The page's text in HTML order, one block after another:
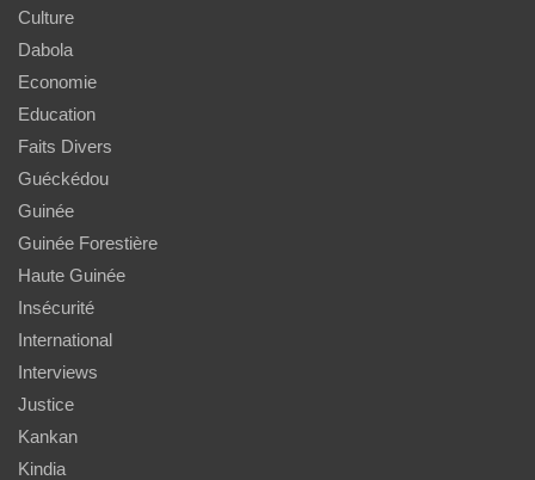
Culture
Dabola
Economie
Education
Faits Divers
Guéckédou
Guinée
Guinée Forestière
Haute Guinée
Insécurité
International
Interviews
Justice
Kankan
Kindia